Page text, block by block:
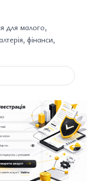
для малого,
фінанси,